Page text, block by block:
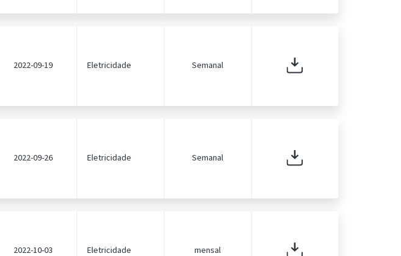
2022-09-19 Eletricidade Semanal
2022-09-26 Eletricidade Semanal
2022-10-03 Eletricidade mensal